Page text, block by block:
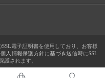
電子証明書を使用しており、お客様
人情報保護方針に基づき送信時にSSL
護されます。